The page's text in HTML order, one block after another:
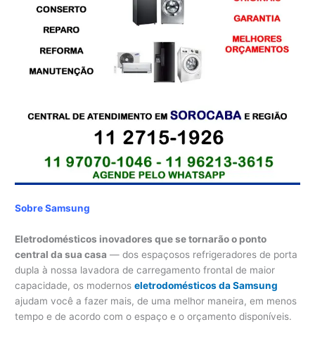
Sobre Samsung
Eletrodomésticos inovadores que se tornarão o ponto
central da sua casa — dos espaçosos refrigeradores de porta
dupla à nossa lavadora de carregamento frontal de maior
capacidade, os modernoseletrodomésticos da Samsung
ajudam você a fazer mais, de uma melhor maneira, em menos
tempo e de acordo com o espaço e o orçamento disponíveis.